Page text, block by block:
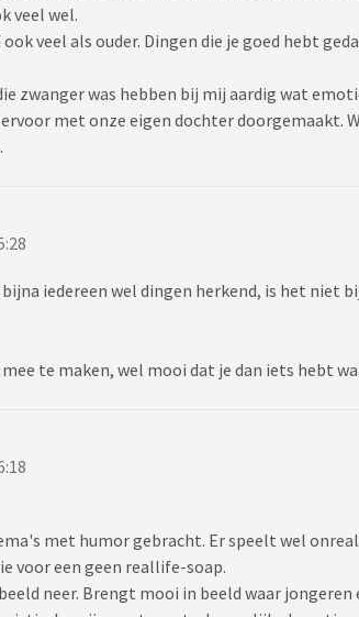
veel wel.
veel als ouder. Dingen die je goed hebt
zwanger was hebben bij mij aardig wat
met onze eigen dochter doorgemaakt.
iedereen wel dingen herkend, is het niet
te maken, wel mooi dat je dan iets hebt
met humor gebracht. Er speelt wel
voor een geen reallife-soap.
neer. Brengt mooi in beeld waar jongeren